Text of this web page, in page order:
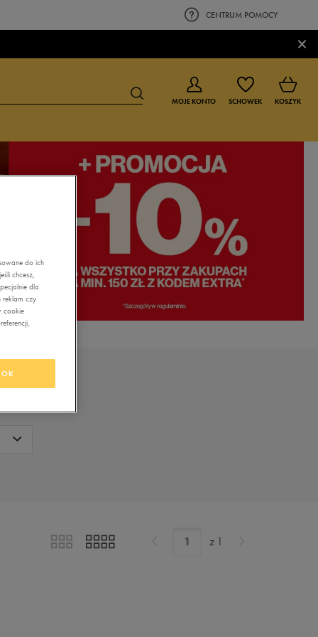
CENTRUM POMOCY
×
BUTY DLA CHŁOPCA
9-16 lat
BUTY DLA DZIEWCZYNKI
0-4 lat
4-8 lat
9-16 lat
MOJE KONTO SCHOWEK KOSZYK
z 1
do ich
chcesz,
dla
reklam czy
cookie
OK